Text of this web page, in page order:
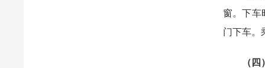
窗。下车
门下车。
（